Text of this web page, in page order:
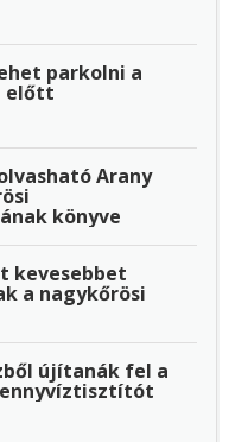
parkolni a
előtt
Arany
könyve
kevesebbet
a nagykőrösi
újítanák fel a